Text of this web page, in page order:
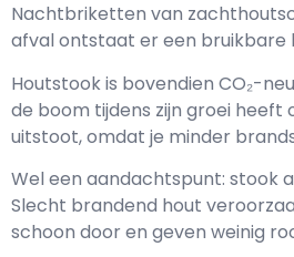
Nachtbriketten van
afval ontstaat er een bruikbare
Houtstook is bovendien CO₂-
de boom tijdens zijn groei
uitstoot, omdat je minder
Wel een aandachtspunt: stook
Slecht brandend hout
schoon door en geven weinig